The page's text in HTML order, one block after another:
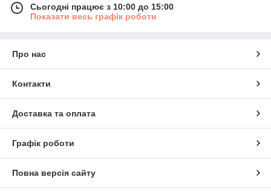
Сьогодні працює з 10:00 до 15:00
Показати весь графік роботи
Про нас
Контакти
Доставка та оплата
Графік роботи
Повна версія сайту